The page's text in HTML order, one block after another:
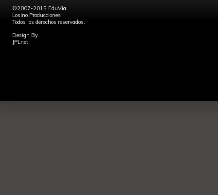
©2007-2015 EduVia
Losino Producciones
Todos los derechos reservados.
Design By
JPLnet